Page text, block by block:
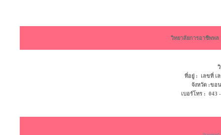
วิทยาลัยการอาชีพพ
ที่อยู่ : เลขที่ เ
จังหวัด :ข
เบอร์โทร :